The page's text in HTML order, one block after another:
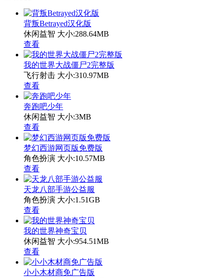
背叛Betrayed汉化版
休闲益智 大小:288.64MB
查看
我的世界大战僵尸2完整版
飞行射击 大小:310.97MB
查看
奔跑吧少年
休闲益智 大小:3MB
查看
梦幻西游网页版免费版
角色扮演 大小:10.57MB
查看
天龙八部手游公益服
角色扮演 大小:1.51GB
查看
我的世界神奇宝贝
休闲益智 大小:954.51MB
查看
小小木材商免广告版